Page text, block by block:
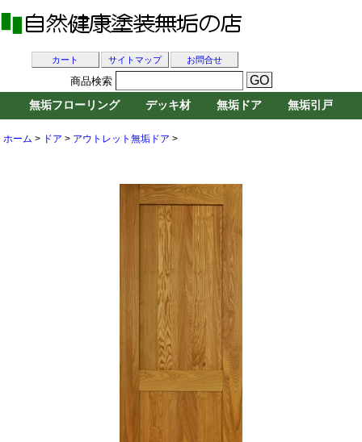
ホーム > ドア > アウトレット無垢ドア >
カート サイトマップ お問合せ
商品検索
無垢フローリング デッキ材 無垢ドア 無垢引戸